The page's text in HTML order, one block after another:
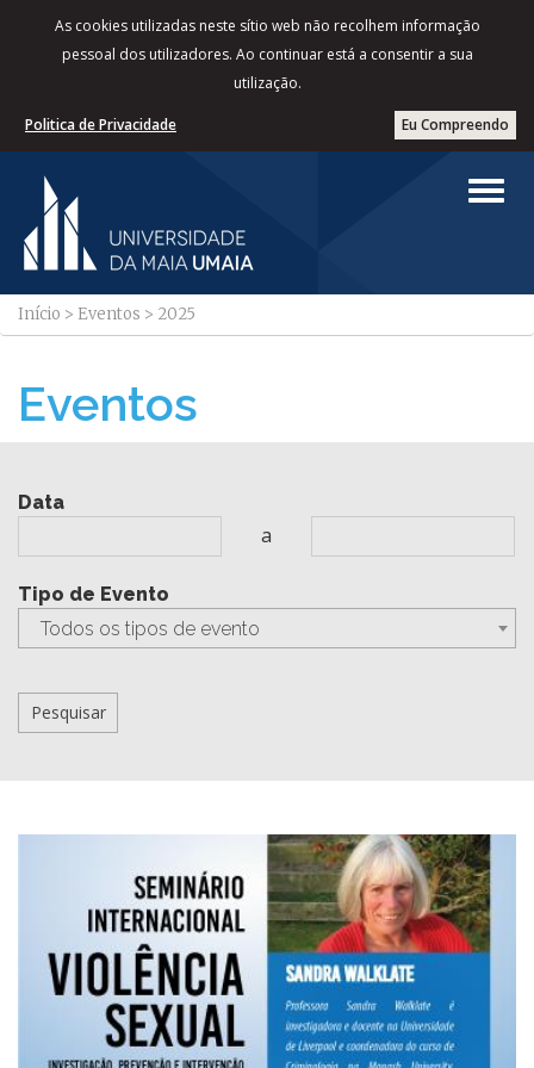
As cookies utilizadas neste sítio web não recolhem informação
pessoal dos utilizadores. Ao continuar está a consentir a sua
utilização.
Eu Compreendo
Politica de Privacidade
Início > Eventos > 2025
Eventos
Data
a
Tipo de Evento
Todos os tipos de evento